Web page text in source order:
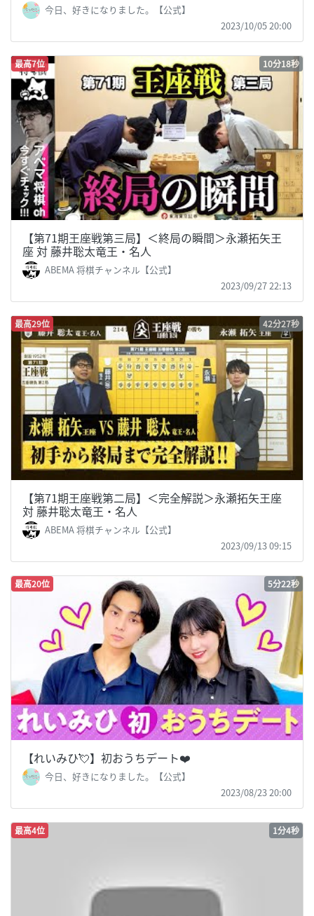
今日、好きになりました。【公式】
2023/10/05 20:00
最高7位 10分18秒
【第71期王座戦第三局】＜終局の瞬間＞永瀬拓矢王
座 対 藤井聡太竜王・名人
ABEMA 将棋チャンネル【公式】
2023/09/27 22:13
最高29位 42分27秒
【第71期王座戦第二局】＜完全解説＞永瀬拓矢王座
対 藤井聡太竜王・名人
ABEMA 将棋チャンネル【公式】
2023/09/13 09:15
最高20位 5分22秒
【れいみひ💘】初おうちデート❤️
今日、好きになりました。【公式】
2023/08/23 20:00
最高4位 1分4秒